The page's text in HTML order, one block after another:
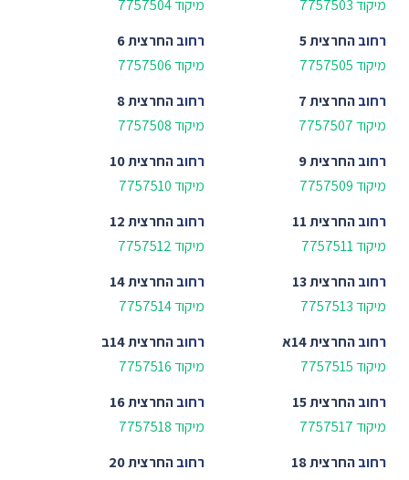
מיקוד 7757503
מיקוד 7757504
רחובהחרצית 5
מיקוד 7757505
רחובהחרצית 6
מיקוד 7757506
רחובהחרצית 7
מיקוד 7757507
רחובהחרצית 8
מיקוד 7757508
רחובהחרצית 9
מיקוד 7757509
רחובהחרצית 10
מיקוד 7757510
רחובהחרצית 11
מיקוד 7757511
רחובהחרצית 12
מיקוד 7757512
רחובהחרצית 13
מיקוד 7757513
רחובהחרצית 14
מיקוד 7757514
רחובהחרצית 14א
מיקוד 7757515
רחובהחרצית 14ב
מיקוד 7757516
רחובהחרצית 15
מיקוד 7757517
רחובהחרצית 16
מיקוד 7757518
רחובהחרצית 18
רחובהחרצית 20